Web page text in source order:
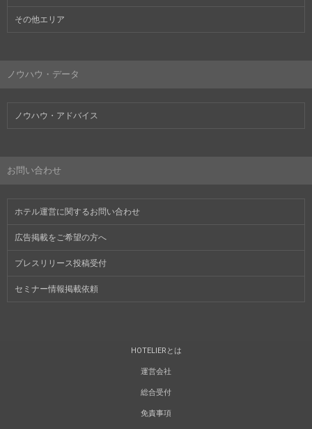
その他エリア
ノウハウ・データ
ノウハウ・アドバイス
お問い合わせ
ホテル運営に関するお問い合わせ
広告掲載をご希望の方へ
プレスリリース投稿受付
セミナー情報掲載依頼
HOTELIERとは
運営会社
総合受付
免責事項